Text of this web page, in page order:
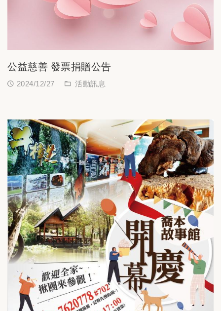
公益慈善 發票捐贈公告
2024/12/27 活動訊息